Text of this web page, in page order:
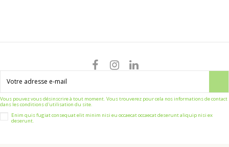
Vous pouvez vous désinscrire à tout moment. Vous trouverez pour cela nos informations de contact
dans les conditions d'utilisation du site.
Enim quis fugiat consequat elit minim nisi eu occaecat occaecat deserunt aliquip nisi ex
deserunt.